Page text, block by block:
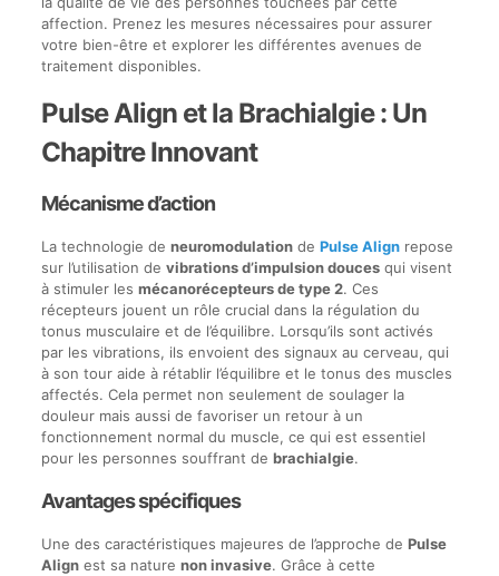
affection. Prenez les mesures nécessaires pour assurer
votre bien-être et explorer les différentes avenues de
traitement disponibles.
Pulse Align et la Brachialgie : Un
Chapitre Innovant
Mécanisme d’action
La technologie de neuromodulationde Pulse Alignrepose
sur l’utilisation de vibrations d’impulsion doucesqui visent
à stimuler les mécanorécepteurs de type 2. Ces
récepteurs jouent un rôle crucial dans la régulation du
tonus musculaire et de l’équilibre. Lorsqu’ils sont activés
par les vibrations, ils envoient des signaux au cerveau, qui
à son tour aide à rétablir l’équilibre et le tonus des muscles
affectés. Cela permet non seulement de soulager la
douleur mais aussi de favoriser un retour à un
fonctionnement normal du muscle, ce qui est essentiel
pour les personnes souffrant de brachialgie.
Avantages spécifiques
Une des caractéristiques majeures de l’approche de Pulse
Alignest sa nature non invasive. Grâce à cette